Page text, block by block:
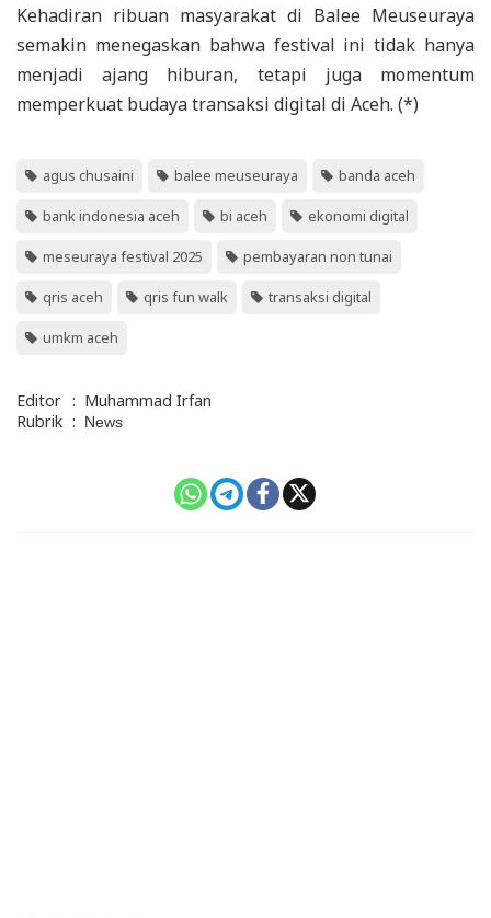
Kehadiran ribuan masyarakat di Balee Meuseuraya
semakin menegaskan bahwa festival ini tidak hanya
menjadi ajang hiburan, tetapi juga momentum
memperkuat budaya transaksi digital di Aceh. (*)
agus chusaini balee meuseuraya banda aceh
bank indonesia aceh bi aceh ekonomi digital
meseuraya festival 2025 pembayaran non tunai
qris aceh qris fun walk transaksi digital
umkm aceh
Editor : Muhammad Irfan
Rubrik : News